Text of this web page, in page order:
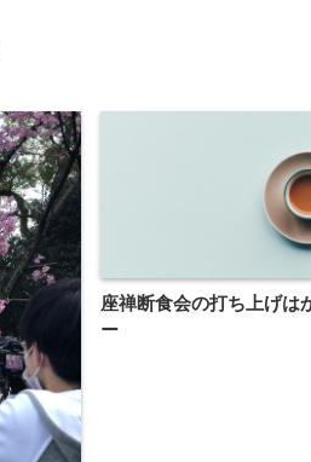
座禅断食会の打ち上げは
ー